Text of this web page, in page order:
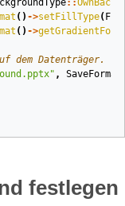
::
() ->setFillType(
() ->
dem Datenträger.
, SaveFormat
festlegen